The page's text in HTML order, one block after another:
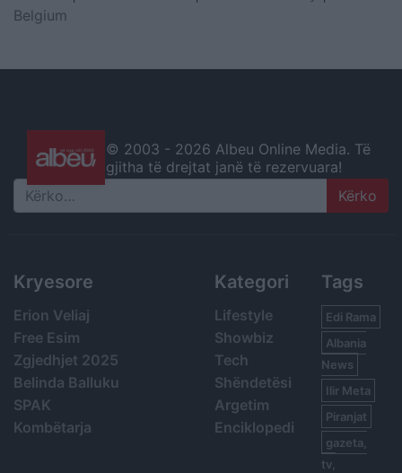
Belgium
© 2003 - 2026 Albeu Online Media. Të
gjitha të drejtat janë të rezervuara!
Search
Kryesore
Erion Veliaj
Free Esim
Zgjedhjet 2025
Belinda Balluku
SPAK
Kombëtarja
Kategori
Lifestyle
Showbiz
Tech
Shëndetësi
Argetim
Enciklopedi
Tags
Edi Rama
Albania
News
Ilir Meta
Piranjat
gazeta,
tv,